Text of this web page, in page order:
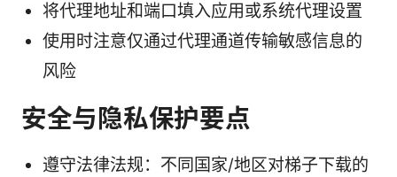
将代理地址和端口填入应用或系统代理设置
使用时注意仅通过代理通道传输敏感信息的
风险
安全与隐私保护要点
遵守法律法规：不同国家/地区对梯子下载的